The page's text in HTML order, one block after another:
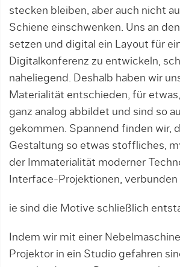
stecken bleiben, aber auch nicht
Schiene einschwenken. Uns an
setzen und digital ein Layout für
Digitalkonferenz zu entwickeln,
naheliegend. Deshalb haben wir
Materialität entschieden, für
ganz analog abbildet und sind so
gekommen. Spannend finden wir,
Gestaltung so etwas stoffliches,
der Immaterialität moderner
Interface-Projektionen, verbunden
ie sind die Motive schließlich
Indem wir mit einer
Projektor in ein Studio gefahren